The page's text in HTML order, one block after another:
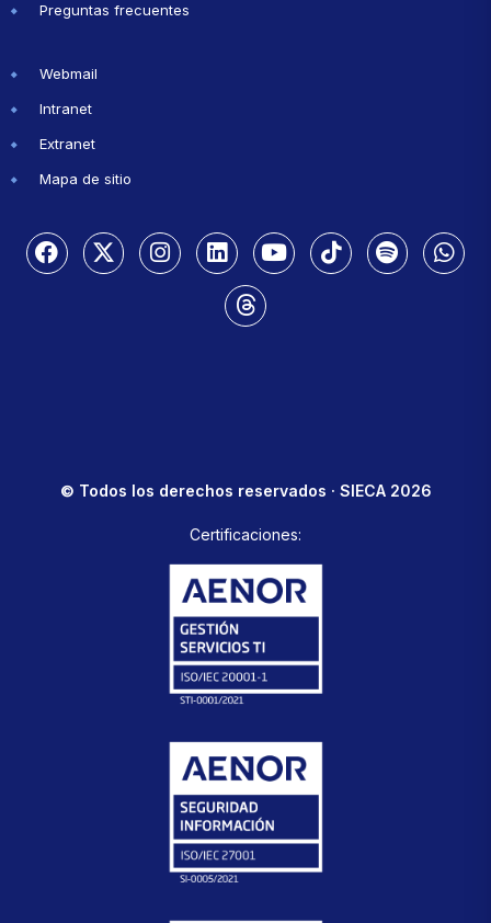
Preguntas frecuentes
Webmail
Intranet
Extranet
Mapa de sitio
© Todos los derechos reservados · SIECA 2026
Certificaciones: